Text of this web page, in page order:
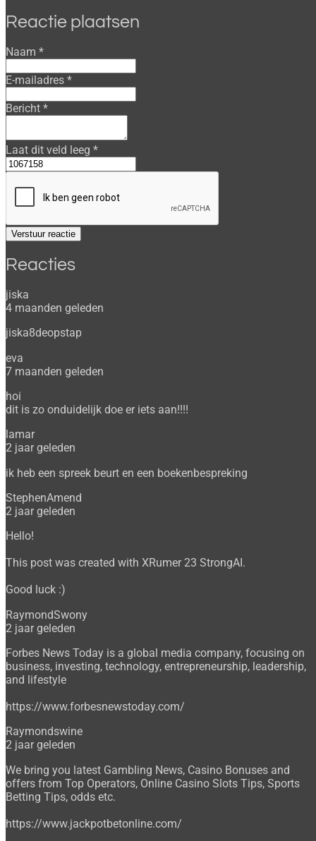
Reactie plaatsen
Naam *
E-mailadres *
Bericht *
Laat dit veld leeg *
Verstuur reactie
Reacties
jiska
4 maanden geleden
jiska8deopstap
eva
7 maanden geleden
hoi
dit is zo onduidelijk doe er iets aan!!!!
lamar
2 jaar geleden
ik heb een spreek beurt en een boekenbespreking
StephenAmend
2 jaar geleden
Hello!
This post was created with XRumer 23 StrongAI.
Good luck :)
RaymondSwony
2 jaar geleden
Forbes News Today is a global media company, focusing on
business, investing, technology, entrepreneurship, leadership,
and lifestyle
https://www.forbesnewstoday.com/
Raymondswine
2 jaar geleden
We bring you latest Gambling News, Casino Bonuses and
offers from Top Operators, Online Casino Slots Tips, Sports
Betting Tips, odds etc.
https://www.jackpotbetonline.com/